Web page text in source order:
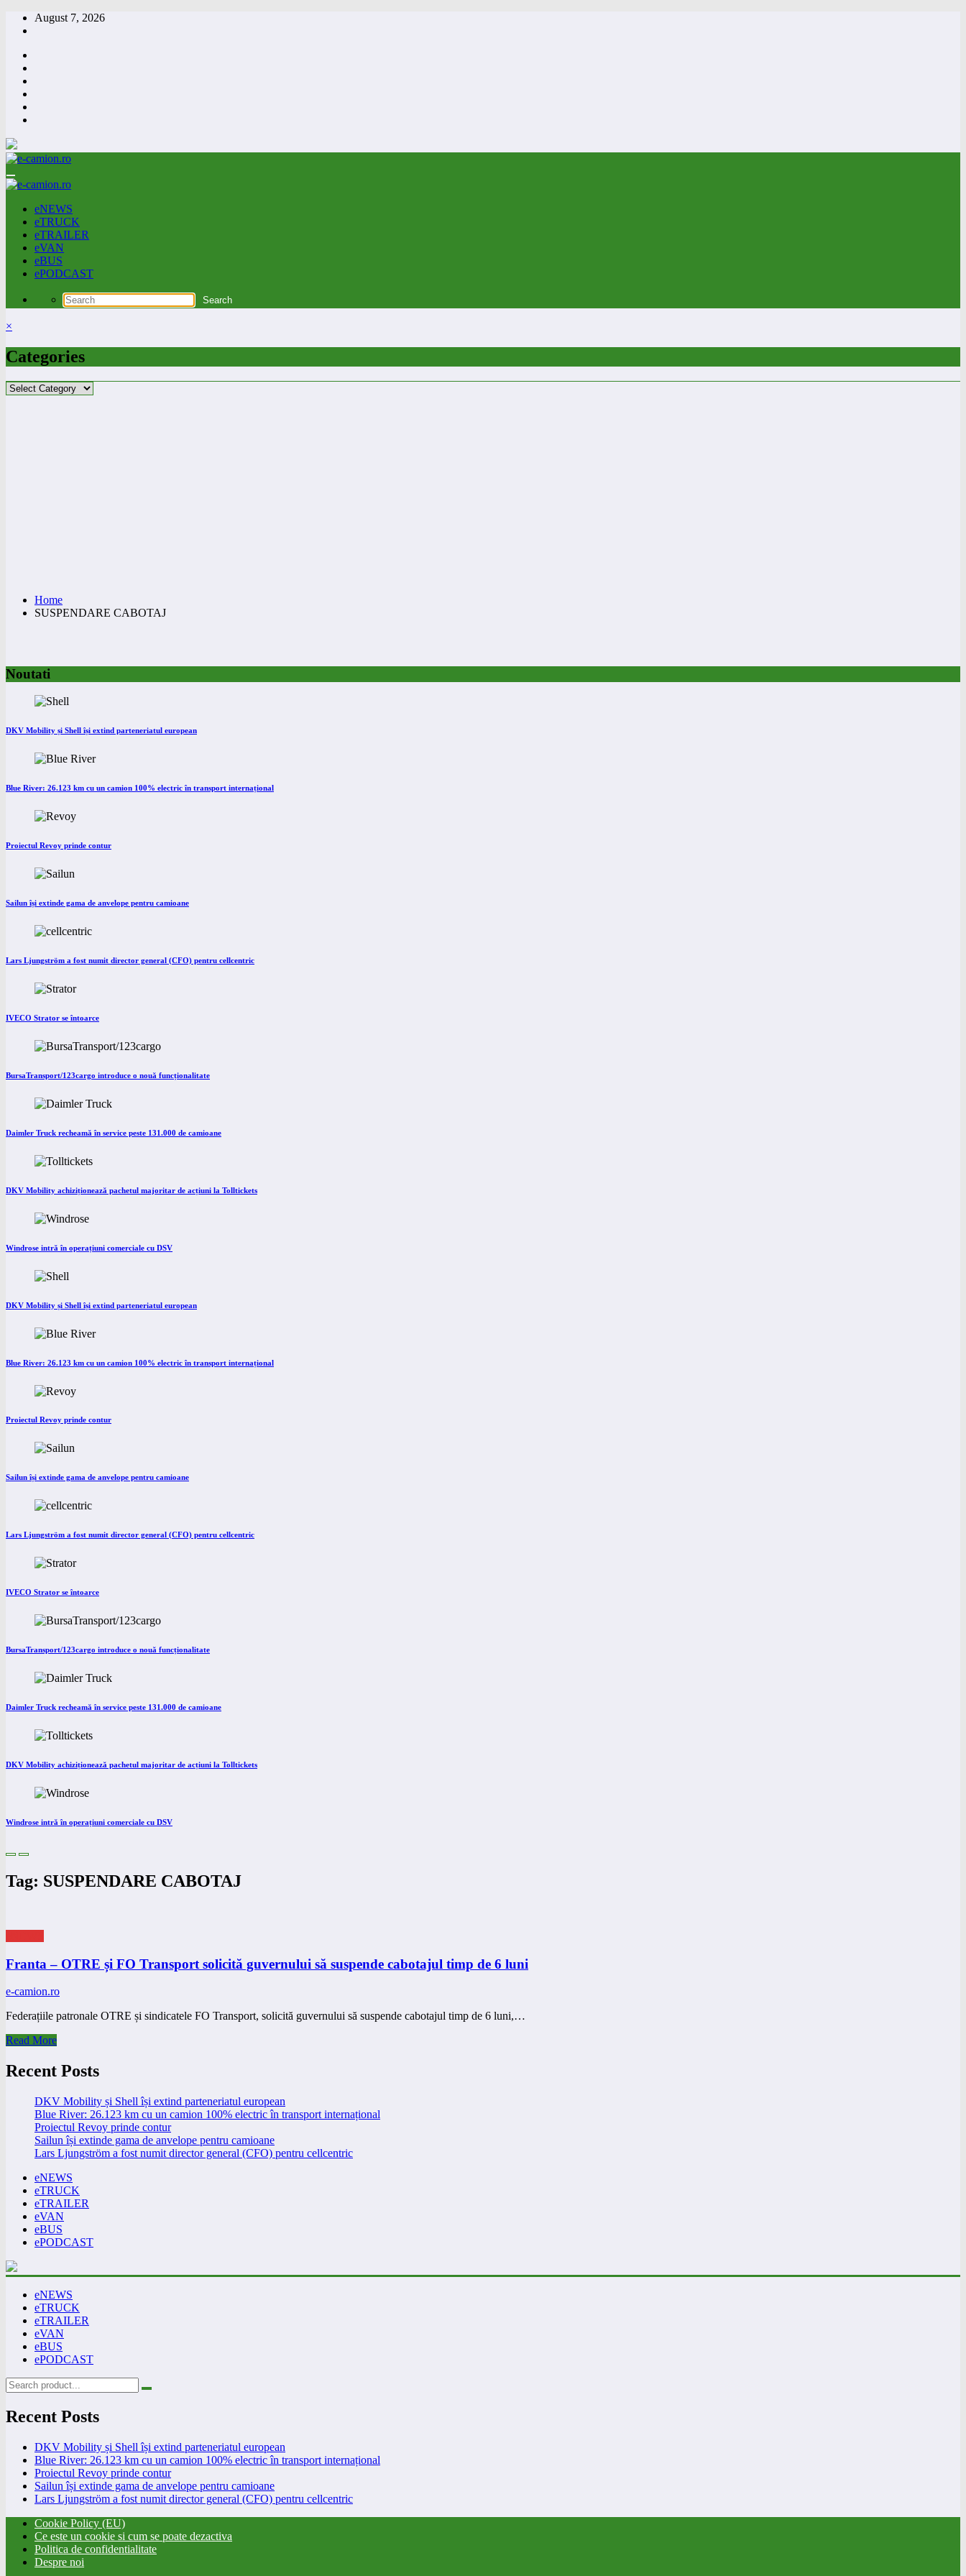
Skip
August 7, 2026
eNEWS
eTRUCK
eTRAILER
eVAN
eBUS
ePODCAST
×
Categories
Categories
Home
SUSPENDARE CABOTAJ
Noutati
DKV Mobility și Shell își extind parteneriatul european
Blue River: 26.123 km cu un camion 100% electric în transport internațional
Proiectul Revoy prinde contur
Sailun își extinde gama de anvelope pentru camioane
Lars Ljungström a fost numit director general (CFO) pentru cellcentric
IVECO Strator se întoarce
BursaTransport/123cargo introduce o nouă funcționalitate
Daimler Truck recheamă în service peste 131.000 de camioane
DKV Mobility achiziționează pachetul majoritar de acțiuni la Tolltickets
Windrose intră în operațiuni comerciale cu DSV
DKV Mobility și Shell își extind parteneriatul european
Blue River: 26.123 km cu un camion 100% electric în transport internațional
Proiectul Revoy prinde contur
Sailun își extinde gama de anvelope pentru camioane
Lars Ljungström a fost numit director general (CFO) pentru cellcentric
IVECO Strator se întoarce
BursaTransport/123cargo introduce o nouă funcționalitate
Daimler Truck recheamă în service peste 131.000 de camioane
DKV Mobility achiziționează pachetul majoritar de acțiuni la Tolltickets
Windrose intră în operațiuni comerciale cu DSV
Tag: SUSPENDARE CABOTAJ
Franta – OTRE și FO Transport solicită guvernului să suspende cabotajul timp de 6 luni
e-camion.ro
Federațiile patronale OTRE și sindicatele FO Transport, solicită guvernului să suspende cabotajul timp de 6 luni,…
Read More
Recent Posts
DKV Mobility și Shell își extind parteneriatul european
Blue River: 26.123 km cu un camion 100% electric în transport internațional
Proiectul Revoy prinde contur
Sailun își extinde gama de anvelope pentru camioane
Lars Ljungström a fost numit director general (CFO) pentru cellcentric
eNEWS
eTRUCK
eTRAILER
eVAN
eBUS
ePODCAST
eNEWS
eTRUCK
eTRAILER
eVAN
eBUS
ePODCAST
Recent Posts
DKV Mobility și Shell își extind parteneriatul european
Blue River: 26.123 km cu un camion 100% electric în transport internațional
Proiectul Revoy prinde contur
Sailun își extinde gama de anvelope pentru camioane
Lars Ljungström a fost numit director general (CFO) pentru cellcentric
Cookie Policy (EU)
Ce este un cookie si cum se poate dezactiva
Politica de confidentialitate
Despre noi